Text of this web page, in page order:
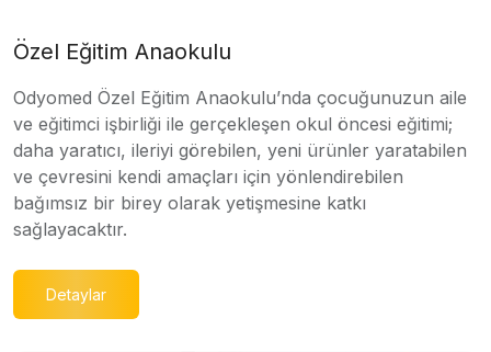
Özel Eğitim Anaokulu
Odyomed Özel Eğitim Anaokulu’nda çocuğunuzun aile
ve eğitimci işbirliği ile gerçekleşen okul öncesi eğitimi;
daha yaratıcı, ileriyi görebilen, yeni ürünler yaratabilen
ve çevresini kendi amaçları için yönlendirebilen
bağımsız bir birey olarak yetişmesine katkı
sağlayacaktır.
Detaylar